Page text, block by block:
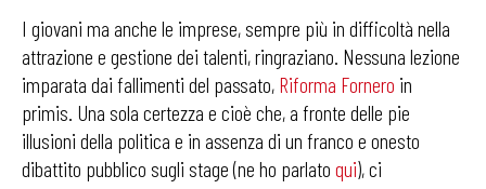
I giovani ma anche le imprese, sempre più in difficoltà nella
attrazione e gestione dei talenti, ringraziano. Nessuna lezione
imparata dai fallimenti del passato, Riforma Fornero in
primis. Una sola certezza e cioè che, a fronte delle pie
illusioni della politica e in assenza di un franco e onesto
dibattito pubblico sugli stage (ne ho parlato qui), ci